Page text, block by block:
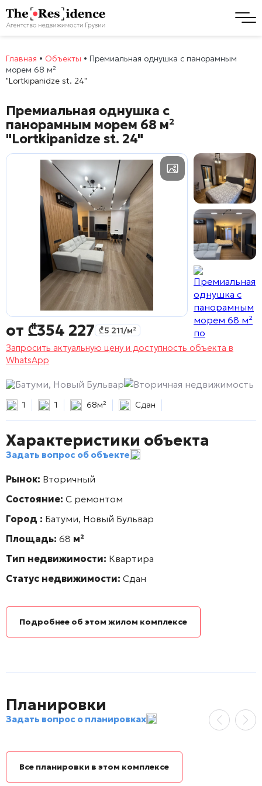
Главная • Объекты • Премиальная однушка с панорамным
морем 68 м²
"Lortkipanidze st. 24"
Премиальная однушка с
панорамным морем 68 м²
"Lortkipanidze st. 24"
от ₾354 227 ₾5 211/м²
Запросить актуальную цену и доступность объекта в
WhatsApp
Батуми, Новый Бульвар Вторичная недвижимость
1 1 68м² Сдан
Характеристики объекта
Задать вопрос об объекте
Рынок: Вторичный
Состояние: С ремонтом
Город : Батуми, Новый Бульвар
Площадь: 68 м²
Тип недвижимости: Квартира
Статус недвижимости: Сдан
Подробнее об этом жилом комплексе
Планировки
Задать вопрос о планировках
Все планировки в этом комплексе